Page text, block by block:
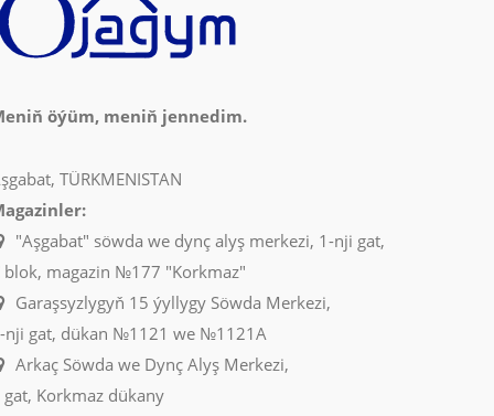
öýüm, meniň jennedim.
TÜRKMENISTAN
"Aşgabat" söwda we dynç alyş merkezi, 1-nji gat,
blok, magazin №177 "Korkmaz"
Garaşsyzlygyň 15 ýyllygy Söwda Merkezi,
nji gat, dükan №1121 we №1121A
Arkaç Söwda we Dynç Alyş Merkezi,
gat, Korkmaz dükany